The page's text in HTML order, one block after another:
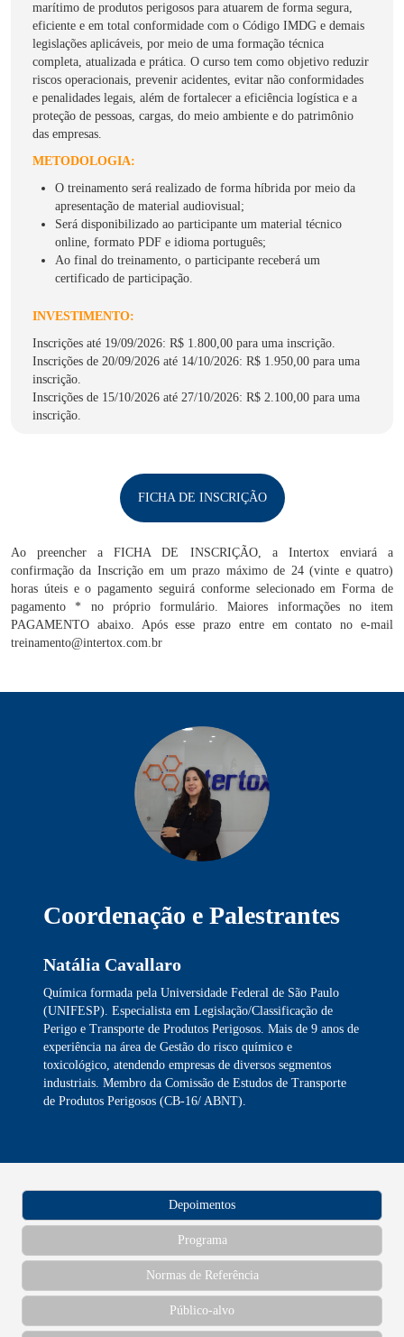
marítimo de produtos perigosos para atuarem de forma segura,
eficiente e em total conformidade com o Código IMDG e demais
legislações aplicáveis, por meio de uma formação técnica
completa, atualizada e prática. O curso tem como objetivo reduzir
riscos operacionais, prevenir acidentes, evitar não conformidades
e penalidades legais, além de fortalecer a eficiência logística e a
proteção de pessoas, cargas, do meio ambiente e do patrimônio
das empresas.
METODOLOGIA:
O treinamento será realizado de forma híbrida por meio da
apresentação de material audiovisual;
Será disponibilizado ao participante um material técnico
online, formato PDF e idioma português;
Ao final do treinamento, o participante receberá um
certificado de participação.
INVESTIMENTO:
Inscrições até 19/09/2026: R$ 1.800,00 para uma inscrição.
Inscrições de 20/09/2026 até 14/10/2026: R$ 1.950,00 para uma
inscrição.
Inscrições de 15/10/2026 até 27/10/2026: R$ 2.100,00 para uma
inscrição.
FICHA DE INSCRIÇÃO
Ao preencher a FICHA DE INSCRIÇÃO, a Intertox enviará a
confirmação da Inscrição em um prazo máximo de 24 (vinte e quatro)
horas úteis e o pagamento seguirá conforme selecionado em Forma de
pagamento * no próprio formulário. Maiores informações no item
PAGAMENTO abaixo. Após esse prazo entre em contato no e-mail
treinamento@intertox.com.br
Coordenação e Palestrantes
Natália Cavallaro
Química formada pela Universidade Federal de São Paulo
(UNIFESP). Especialista em Legislação/Classificação de
Perigo e Transporte de Produtos Perigosos. Mais de 9 anos de
experiência na área de Gestão do risco químico e
toxicológico, atendendo empresas de diversos segmentos
industriais. Membro da Comissão de Estudos de Transporte
de Produtos Perigosos (CB-16/ ABNT).
Depoimentos
Programa
Normas de Referência
Público-alvo